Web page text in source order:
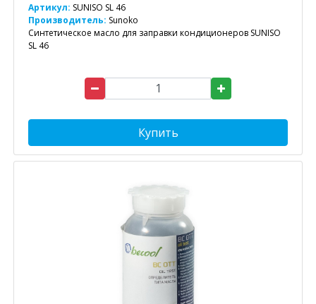
Артикул: SUNISO SL 46
Производитель: Sunoko
Синтетическое масло для заправки кондиционеров SUNISO
SL 46
Купить